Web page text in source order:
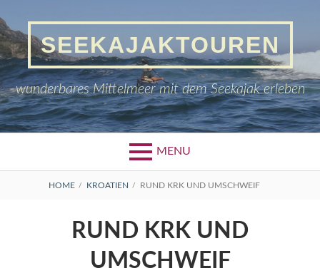
to
contentSEEKAJAKTOUREN
wunderbares Mittelmeer mit dem Seekajak erleben
MENU
BREADCRUMBS
HOME KROATIEN RUND KRK UND UMSCHWEIF
RUND KRK UND
UMSCHWEIF